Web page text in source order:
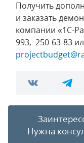
Получить
и заказать
компании «1С-
993, 250-63-83
Нужна